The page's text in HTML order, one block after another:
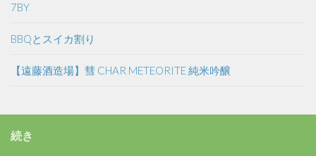
7BY
BBQとスイカ割り
【遠藤酒造場】彗 CHAR METEORITE 純米吟醸
続き